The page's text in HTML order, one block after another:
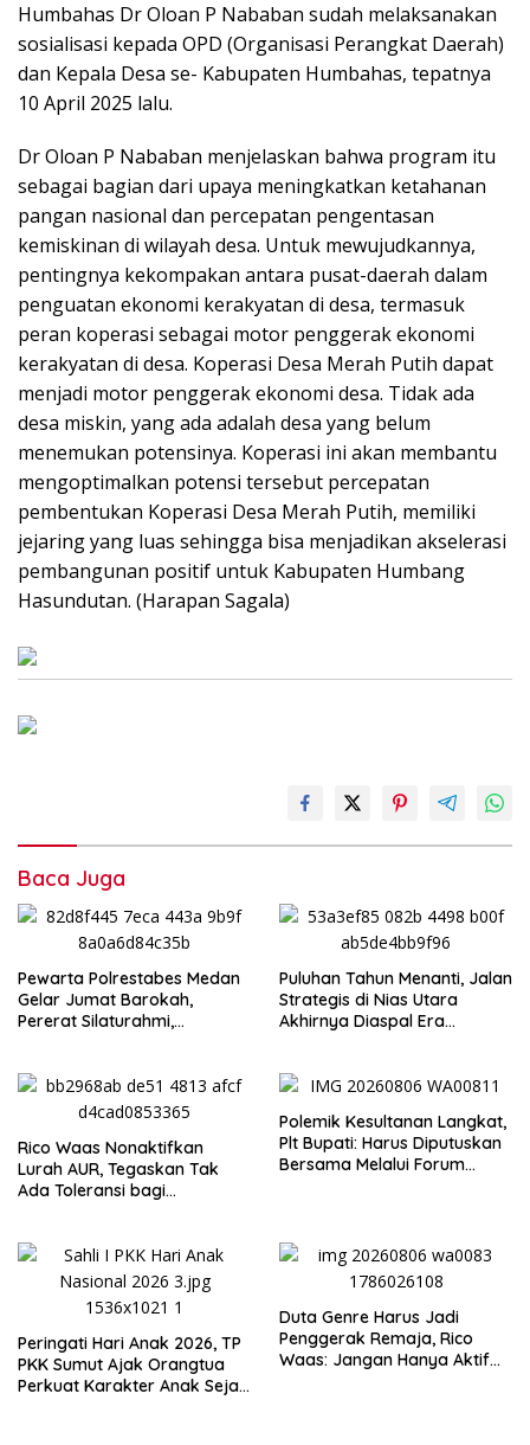
Humbahas Dr Oloan P Nababan sudah melaksanakan
sosialisasi kepada OPD (Organisasi Perangkat Daerah)
dan Kepala Desa se- Kabupaten Humbahas, tepatnya
10 April 2025 lalu.
Dr Oloan P Nababan menjelaskan bahwa program itu
sebagai bagian dari upaya meningkatkan ketahanan
pangan nasional dan percepatan pengentasan
kemiskinan di wilayah desa. Untuk mewujudkannya,
pentingnya kekompakan antara pusat-daerah dalam
penguatan ekonomi kerakyatan di desa, termasuk
peran koperasi sebagai motor penggerak ekonomi
kerakyatan di desa. Koperasi Desa Merah Putih dapat
menjadi motor penggerak ekonomi desa. Tidak ada
desa miskin, yang ada adalah desa yang belum
menemukan potensinya. Koperasi ini akan membantu
mengoptimalkan potensi tersebut percepatan
pembentukan Koperasi Desa Merah Putih, memiliki
jejaring yang luas sehingga bisa menjadikan akselerasi
pembangunan positif untuk Kabupaten Humbang
Hasundutan. (Harapan Sagala)
Baca Juga
Pewarta Polrestabes Medan
Gelar Jumat Barokah,
Pererat Silaturahmi,
Puluhan Tahun Menanti, Jalan
Strategis di Nias Utara
Akhirnya Diaspal Era
Rico Waas Nonaktifkan
Lurah AUR, Tegaskan Tak
Ada Toleransi bagi
Polemik Kesultanan Langkat,
Plt Bupati: Harus Diputuskan
Bersama Melalui Forum
Peringati Hari Anak 2026, TP
PKK Sumut Ajak Orangtua
Perkuat Karakter Anak Sejak
Duta Genre Harus Jadi
Penggerak Remaja, Rico
Waas: Jangan Hanya Aktif